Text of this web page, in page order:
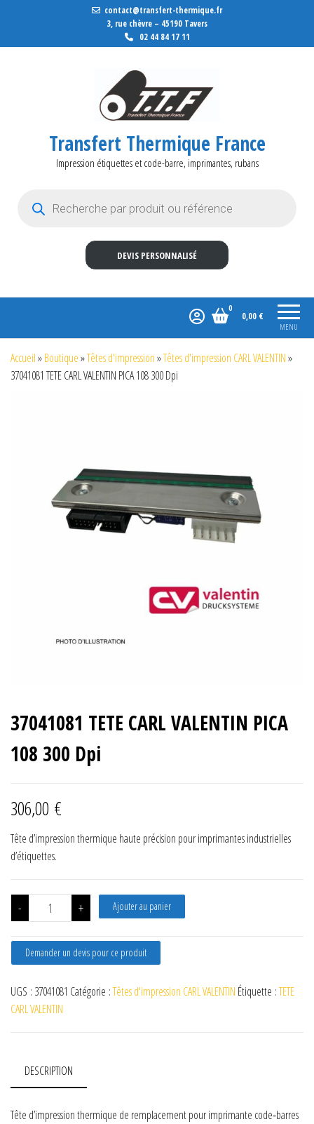
contact@transfert-thermique.fr
3, rue chèvre – 45190 Tavers
02 44 84 17 11
Transfert Thermique France
Impression étiquettes et code-barre, imprimantes, rubans
DEVIS PERSONNALISÉ
MENU
0
0,00 €
Accueil»Boutique»Têtes d'impression»Têtes d'impression CARL VALENTIN»
37041081 TETE CARL VALENTIN PICA 108 300 Dpi
37041081 TETE CARL VALENTIN PICA
108 300 Dpi
306,00 €
Tête d’impression thermique haute précision pour imprimantes industrielles
d’étiquettes.
- quantité de 37041081 TETE CARL VALENTIN PICA 108 300 Dpi
+ Ajouter au panier
Demander un devis pour ce produit
UGS : 37041081 Catégorie :Têtes d'impression CARL VALENTIN Étiquette :TETE
CARL VALENTIN
DESCRIPTION
Tête d’impression thermique de remplacement pour imprimante code‑barres